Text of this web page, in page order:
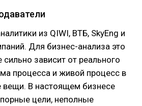
из QIWI, ВТБ, SkyEng и
Для бизнес-анализа это
зависит от реального
процесса и живой процесс в
В настоящем бизнесе
цели, неполные